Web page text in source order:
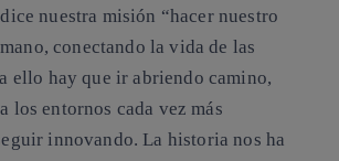
nuestra misión “hacer nuestro
conectando la vida de las
ello hay que ir abriendo camino,
los entornos cada vez más
innovando. La historia nos ha